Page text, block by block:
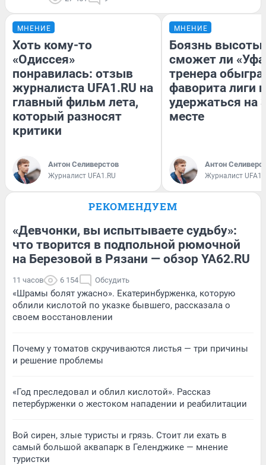
МНЕНИЕ
Хоть кому-то
«Одиссея»
понравилась: отзыв
журналиста UFA1.RU на
главный фильм лета,
который разносят
критики
Антон Селиверстов
Журналист UFA1.RU
МНЕНИЕ
Боязнь высоты:
сможет ли
тренера
фаворита лиги и
удержаться на
месте
Антон
Журналист
РЕКОМЕНДУЕМ
«Девчонки, вы испытываете судьбу»:
что творится в подпольной рюмочной
на Березовой в Рязани — обзор YA62.RU
11 часов 6 154 Обсудить
«Шрамы болят ужасно». Екатеринбурженка, которую
облили кислотой по указке бывшего, рассказала о
своем восстановлении
Почему у томатов скручиваются листья — три причины
и решение проблемы
«Год преследовал и облил кислотой». Рассказ
петербурженки о жестоком нападении и реабилитации
Вой сирен, злые туристы и грязь. Стоит ли ехать в
самый большой аквапарк в Геленджике — мнение
туристки